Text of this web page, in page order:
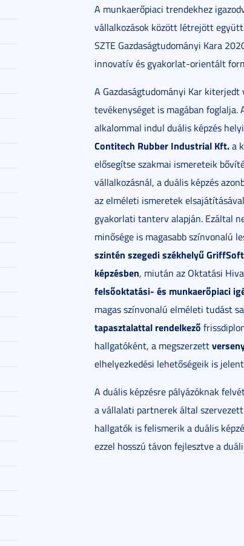
A munkaerőpiaci trendekhez
vállalkozások között létrejött
SZTE Gazdaságtudományi Kara
innovatív és gyakorlat-orientált
A Gazdaságtudományi Kar
tevékenységet is magában
alkalommal indul duális képzés
Contitech Rubber Industrial Kft.a
elősegítse szakmai ismereteik
vállalkozásnál, a duális képzés
az elméleti ismeretek
gyakorlati tanterv alapján. Ezáltal
minősége is magasabb színvonalú
szintén szegedi székhelyű
képzésben, miután az Oktatási
felsőoktatási- és munkaerőpiaci
magas színvonalú elméleti tudást
tapasztalattal rendelkező
hallgatóként, a megszerzett
elhelyezkedési lehetőségeik is
A duális képzésre pályázóknak
a vállalati partnerek által szervezett
hallgatók is felismerik a duális
ezzel hosszú távon fejlesztve a